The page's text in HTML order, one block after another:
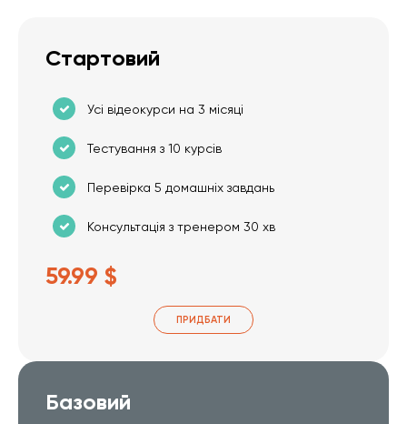
Стартовий
Усі відеокурси на 3 місяці
Тестування з 10 курсів
Перевірка 5 домашніх завдань
Консультація з тренером 30 хв
59.99 $
ПРИДБАТИ
Базовий